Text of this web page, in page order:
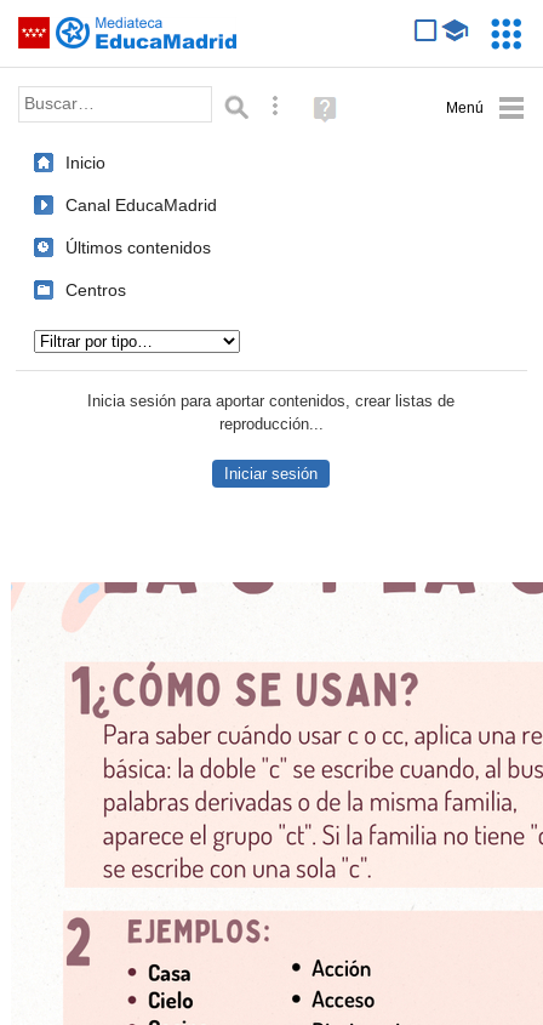
Saltar navegación
Palabra o frase: Búsqueda avanzada
Ayuda
(en
Inicio
Canal EducaMadrid
Últimos contenidos
Centros
Inicia sesión para aportar contenidos, crear listas de
reproducción...
Iniciar sesión